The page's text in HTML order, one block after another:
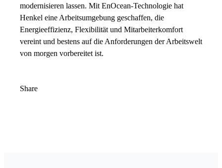
modernisieren lassen. Mit EnOcean-Technologie hat
Henkel eine Arbeitsumgebung geschaffen, die
Energieeffizienz, Flexibilität und Mitarbeiterkomfort
vereint und bestens auf die Anforderungen der Arbeitswelt
von morgen vorbereitet ist.
Share